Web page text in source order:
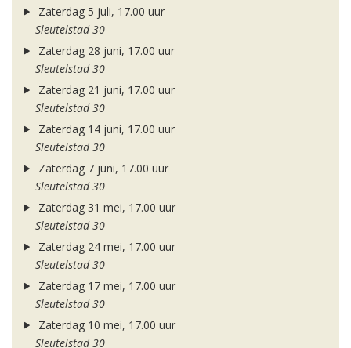
Zaterdag 5 juli, 17.00 uur
Sleutelstad 30
Zaterdag 28 juni, 17.00 uur
Sleutelstad 30
Zaterdag 21 juni, 17.00 uur
Sleutelstad 30
Zaterdag 14 juni, 17.00 uur
Sleutelstad 30
Zaterdag 7 juni, 17.00 uur
Sleutelstad 30
Zaterdag 31 mei, 17.00 uur
Sleutelstad 30
Zaterdag 24 mei, 17.00 uur
Sleutelstad 30
Zaterdag 17 mei, 17.00 uur
Sleutelstad 30
Zaterdag 10 mei, 17.00 uur
Sleutelstad 30